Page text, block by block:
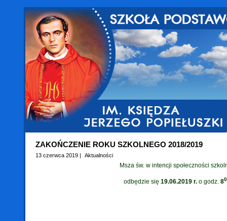
ZAKOŃCZENIE ROKU SZKOLNEGO 2018/2019
13 czerwca 2019 | Aktualności
Msza św. w intencji społeczności
odbędzie się 19.06.2019 r.o godz. 8